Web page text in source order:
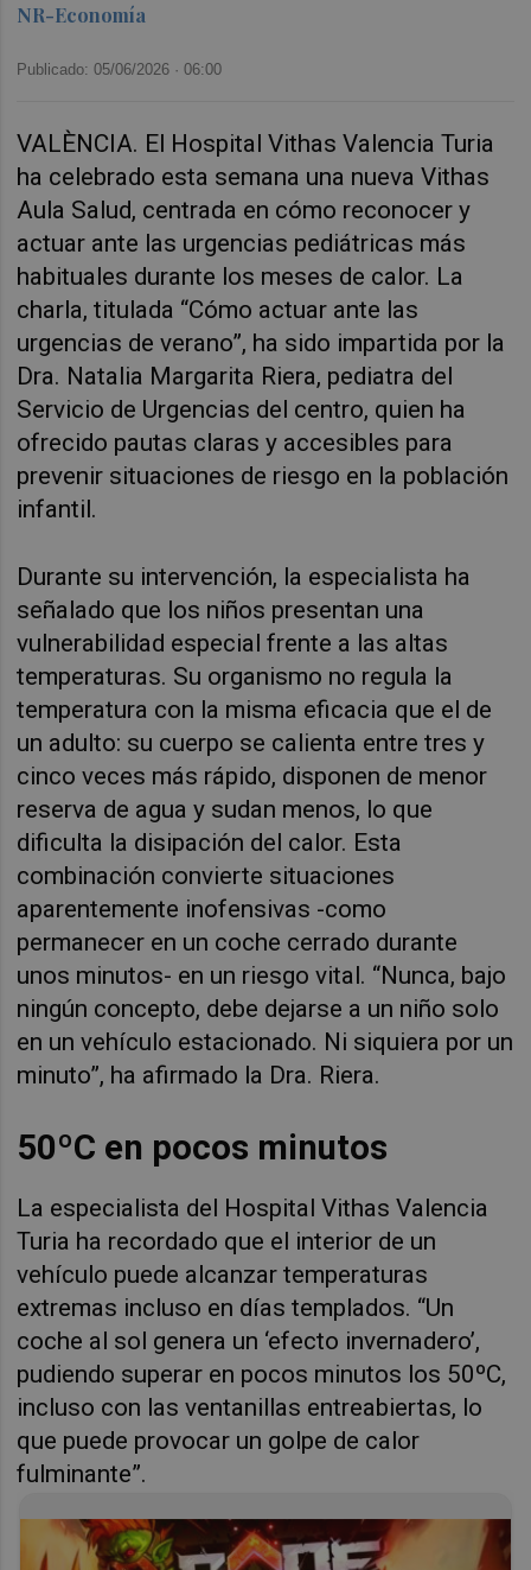
NR-Economía
Publicado: 05/06/2026 ·06:00
VALÈNCIA. El Hospital Vithas Valencia Turia
ha celebrado esta semana una nueva Vithas
Aula Salud, centrada en cómo reconocer y
actuar ante las urgencias pediátricas más
habituales durante los meses de calor. La
charla, titulada “Cómo actuar ante las
urgencias de verano”, ha sido impartida por la
Dra. Natalia Margarita Riera, pediatra del
Servicio de Urgencias del centro, quien ha
ofrecido pautas claras y accesibles para
prevenir situaciones de riesgo en la población
infantil.
Durante su intervención, la especialista ha
señalado que los niños presentan una
vulnerabilidad especial frente a las altas
temperaturas. Su organismo no regula la
temperatura con la misma eficacia que el de
un adulto: su cuerpo se calienta entre tres y
cinco veces más rápido, disponen de menor
reserva de agua y sudan menos, lo que
dificulta la disipación del calor. Esta
combinación convierte situaciones
aparentemente inofensivas -como
permanecer en un coche cerrado durante
unos minutos- en un riesgo vital. “Nunca, bajo
ningún concepto, debe dejarse a un niño solo
en un vehículo estacionado. Ni siquiera por un
minuto”, ha afirmado la Dra. Riera.
50ºC en pocos minutos
La especialista del Hospital Vithas Valencia
Turia ha recordado que el interior de un
vehículo puede alcanzar temperaturas
extremas incluso en días templados. “Un
coche al sol genera un ‘efecto invernadero’,
pudiendo superar en pocos minutos los 50ºC,
incluso con las ventanillas entreabiertas, lo
que puede provocar un golpe de calor
fulminante”.